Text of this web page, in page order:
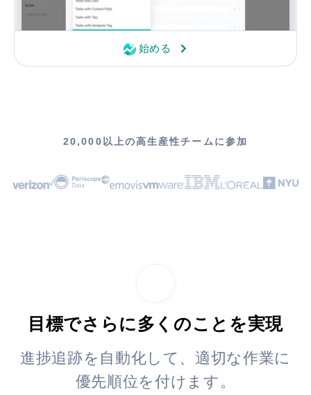
始める
20,000以上の高生産性チームに参加
目標でさらに多くのことを実現
進捗追跡を自動化して、適切な作業に
優先順位を付けます。